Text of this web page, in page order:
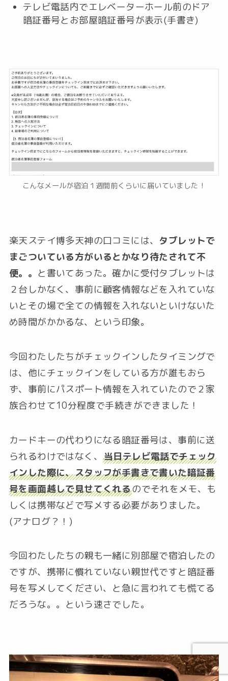
テレビ電話内でエレベーターホール前のドア
暗証番号とお部屋暗証番号が表示(手書き)
こんなメールが宿泊１週間前くらいに届いていました！
楽天ステイ博多天神の口コミには、 タブレットで
まごついている方がいるとかなり待たされて不
便。。 と書いてあった。確かに受付タブレットは
２台しかなく、事前に顧客情報などを入れていな
いとその場で全ての情報を入れないといけないた
め時間がかかるな、という印象。
今回わたしたちがチェックインしたタイミングで
は、他にチェックインをしている方が誰もおら
ず、事前にパスポート情報を入れていたので２家
族合わせて10分程度で手続きができました！
カードキーの代わりになる暗証番号は、事前に送
られるわけではなく、 当日テレビ電話でチェック
インした際に、スタッフが手書きで書いた暗証番
号を画面越しで見せてくれるのでそれをメモ、も
しくは携帯などで写メする必要がありました。
(アナログ？！)
今回わたしたちの親も一緒に別部屋で宿泊したの
ですが、携帯に慣れていない親世代ですと暗証番
号を写メしてください、と急に言われても慌てる
だろうな。。という速さでした。